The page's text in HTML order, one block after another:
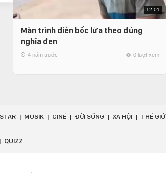
12:01
Màn trình diễn bốc lửa theo đúng
nghĩa đen
4 năm trước 0 lượt xem
STAR MUSIK CINÉ ĐỜI SỐNG XÃ HỘI THẾ
QUIZZ